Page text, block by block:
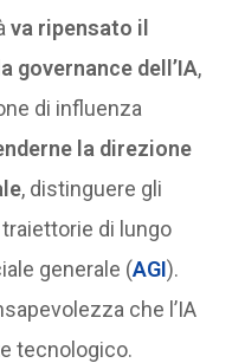
va ripensato il
dell’IA,
di influenza
la direzione
, distinguere gli
traiettorie di lungo
generale (AGI).
che l’IA
tecnologico.